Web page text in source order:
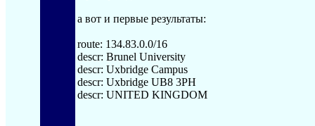
а вот и первые результаты:
route: 134.83.0.0/16
descr: Brunel University
descr: Uxbridge Campus
descr: Uxbridge UB8 3PH
descr: UNITED KINGDOM